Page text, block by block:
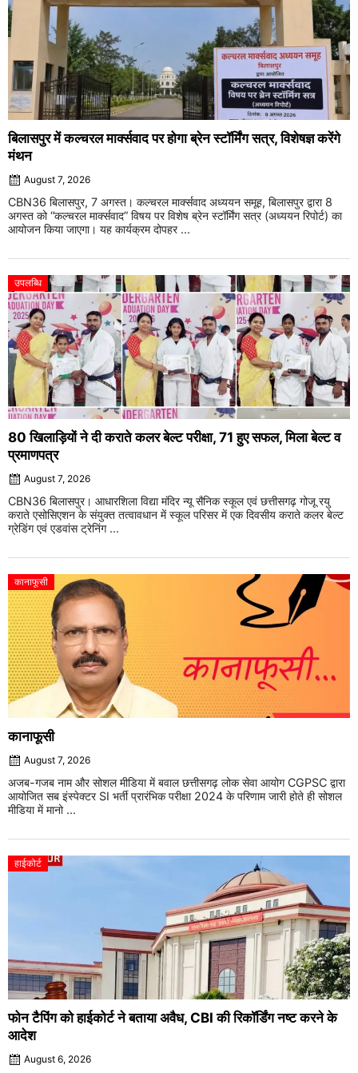
बिलासपुर में कल्चरल मार्क्सवाद पर होगा ब्रेन स्टॉर्मिंग सत्र, विशेषज्ञ करेंगे
मंथन
August 7, 2026
CBN36 बिलासपुर, 7 अगस्त। कल्चरल मार्क्सवाद अध्ययन समूह, बिलासपुर द्वारा 8
अगस्त को “कल्चरल मार्क्सवाद” विषय पर विशेष ब्रेन स्टॉर्मिंग सत्र (अध्ययन रिपोर्ट) का
आयोजन किया जाएगा। यह कार्यक्रम दोपहर ...
उपलब्धि
80 खिलाड़ियों ने दी कराते कलर बेल्ट परीक्षा, 71 हुए सफल, मिला बेल्ट व
प्रमाणपत्र
August 7, 2026
CBN36 बिलासपुर। आधारशिला विद्या मंदिर न्यू सैनिक स्कूल एवं छत्तीसगढ़ गोजू रयु
कराते एसोसिएशन के संयुक्त तत्वावधान में स्कूल परिसर में एक दिवसीय कराते कलर बेल्ट
ग्रेडिंग एवं एडवांस ट्रेनिंग ...
कानाफूसी
कानाफूसी
August 7, 2026
अजब-गजब नाम और सोशल मीडिया में बवाल छत्तीसगढ़ लोक सेवा आयोग CGPSC द्वारा
आयोजित सब इंस्पेक्टर SI भर्ती प्रारंभिक परीक्षा 2024 के परिणाम जारी होते ही सोशल
मीडिया में मानो ...
हाईकोर्ट
फोन टैपिंग को हाईकोर्ट ने बताया अवैध, CBI की रिकॉर्डिंग नष्ट करने के
आदेश
August 6, 2026